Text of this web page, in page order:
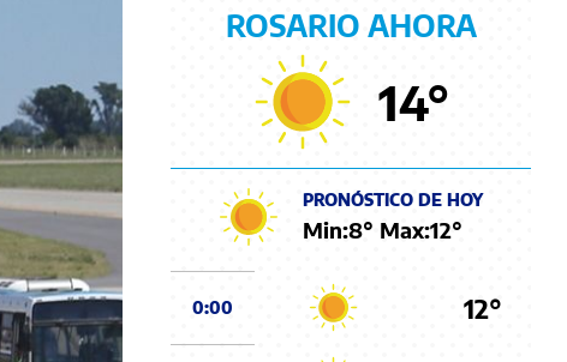
ROSARIO AHORA
14°
PRONÓSTICO DE HOY
Min:8° Max:12°
0:00 12°